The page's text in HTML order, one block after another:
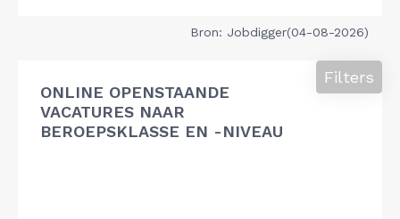
Bron: Jobdigger(04-08-2026)
ONLINE OPENSTAANDE
VACATURES NAAR
BEROEPSKLASSE EN -NIVEAU
Filters